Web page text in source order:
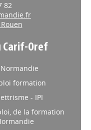
82
Carif-Oref
formation
- IPI
de la formation